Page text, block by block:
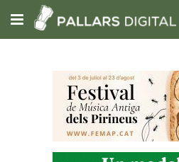
Subscriu-t'hi
Portada